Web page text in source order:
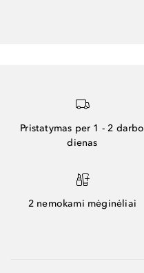
Pristatymas per 1 - 2 darbo
dienas
2 nemokami mėginėliai